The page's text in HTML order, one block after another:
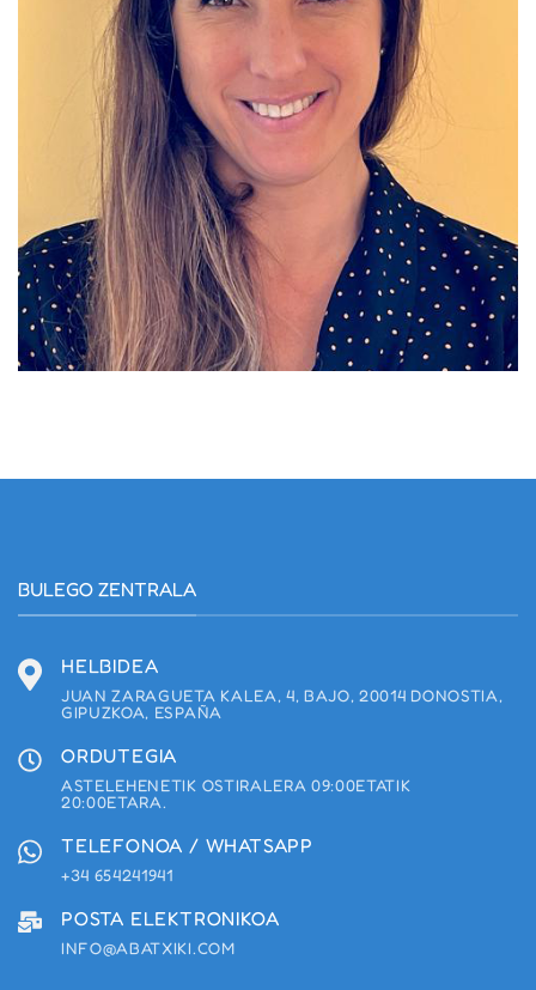
BULEGO ZENTRALA
HELBIDEA
JUAN ZARAGUETA KALEA, 4, BAJO, 20014 DONOSTIA,
GIPUZKOA, ESPAÑA
ORDUTEGIA
ASTELEHENETIK OSTIRALERA 09:00ETATIK
20:00ETARA.
TELEFONOA / WHATSAPP
+34 654241941
POSTA ELEKTRONIKOA
INFO@ABATXIKI.COM